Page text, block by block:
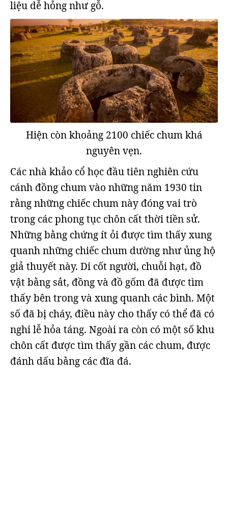
liệu dễ hỏng như gỗ.
Hiện còn khoảng 2100 chiếc chum khá
nguyên vẹn.
Các nhà khảo cổ học đầu tiên nghiên cứu
cánh đồng chum vào những năm 1930 tin
rằng những chiếc chum này đóng vai trò
trong các phong tục chôn cất thời tiền sử.
Những bằng chứng ít ỏi được tìm thấy xung
quanh những chiếc chum dường như ủng hộ
giả thuyết này. Di cốt người, chuỗi hạt, đồ
vật bằng sắt, đồng và đồ gốm đã được tìm
thấy bên trong và xung quanh các bình. Một
số đã bị cháy, điều này cho thấy có thể đã có
nghi lễ hỏa táng. Ngoài ra còn có một số khu
chôn cất được tìm thấy gần các chum, được
đánh dấu bằng các đĩa đá.